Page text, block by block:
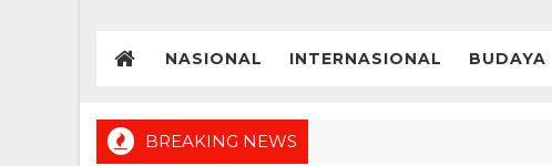
NASIONAL INTERNASIONAL BUDAYA
BREAKING NEWS